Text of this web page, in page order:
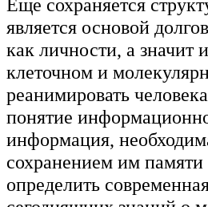
является основой
как личности, а значит
клеточном и
реанимировать
понятие
информация,
сохранением им
определить